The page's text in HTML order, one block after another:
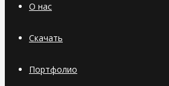
О нас
Скачать
Портфолио